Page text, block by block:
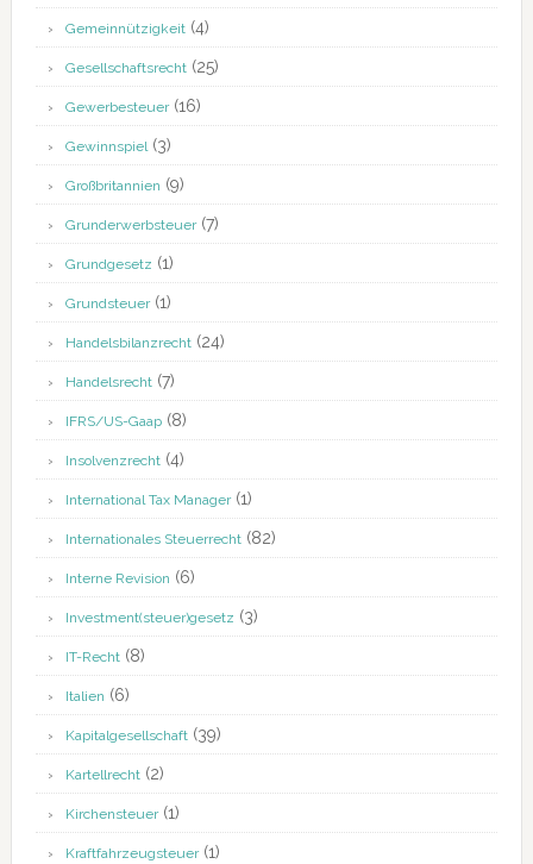
Gemeinnützigkeit(4)
Gesellschaftsrecht(25)
Gewerbesteuer(16)
Gewinnspiel(3)
Großbritannien (9)
Grunderwerbsteuer(7)
Grundgesetz (1)
Grundsteuer(1)
Handelsbilanzrecht(24)
Handelsrecht(7)
IFRS/US-Gaap(8)
Insolvenzrecht(4)
International Tax Manager(1)
Internationales Steuerrecht(82)
Interne Revision (6)
Investment(steuer)gesetz (3)
IT-Recht(8)
Italien (6)
Kapitalgesellschaft(39)
Kartellrecht(2)
Kirchensteuer(1)
Kraftfahrzeugsteuer(1)